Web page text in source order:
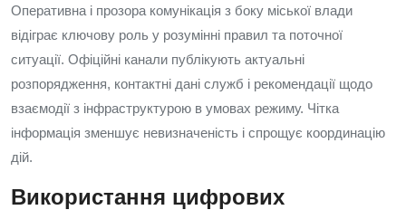
Оперативна і прозора комунікація з боку міської влади
відіграє ключову роль у розумінні правил та поточної
ситуації. Офіційні канали публікують актуальні
розпорядження, контактні дані служб і рекомендації щодо
взаємодії з інфраструктурою в умовах режиму. Чітка
інформація зменшує невизначеність і спрощує координацію
дій.
Використання цифрових